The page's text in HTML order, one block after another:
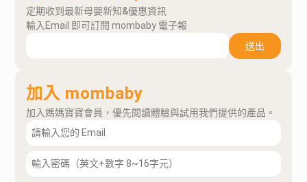
定期收到最新母嬰新知&優惠資訊
輸入Email 即可訂閱 mombaby 電子報
送出
加入 mombaby
加入媽媽寶寶會員，優先閱讀體驗與試用我們提供的產品。